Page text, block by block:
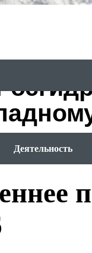
Деятельность